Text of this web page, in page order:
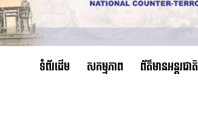
ទំព័រដើម សកម្មភាព ព័ត៌មានអន្តរជាតិ